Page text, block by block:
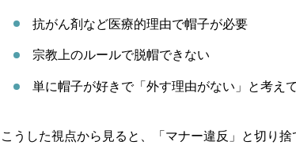
抗がん剤など医療的理由で帽子が必要
宗教上のルールで脱帽できない
単に帽子が好きで「外す理由がない」と考え
こうした視点から見ると、「マナー違反」と切り